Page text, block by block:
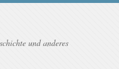
und anderes